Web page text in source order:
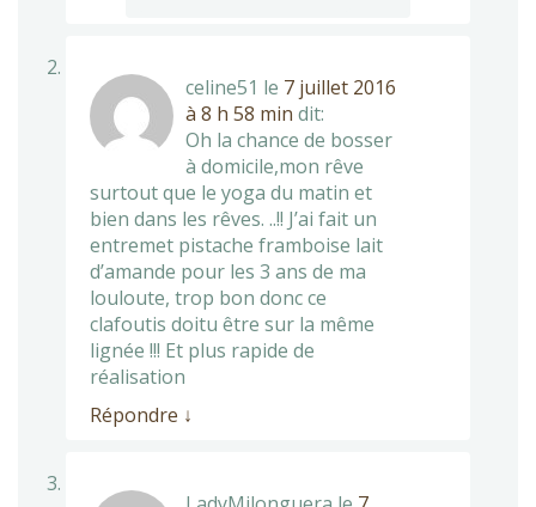
celine51 le 7 juillet 2016
à 8 h 58 min dit:
Oh la chance de bosser
à domicile,mon rêve
surtout que le yoga du matin et
bien dans les rêves. ..!! J’ai fait un
entremet pistache framboise lait
d’amande pour les 3 ans de ma
louloute, trop bon donc ce
clafoutis doitu être sur la même
lignée !!! Et plus rapide de
réalisation
Répondre ↓